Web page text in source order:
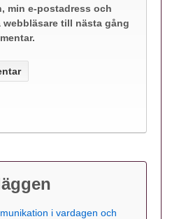
min e-postadress och
till nästa gång
i vardagen och